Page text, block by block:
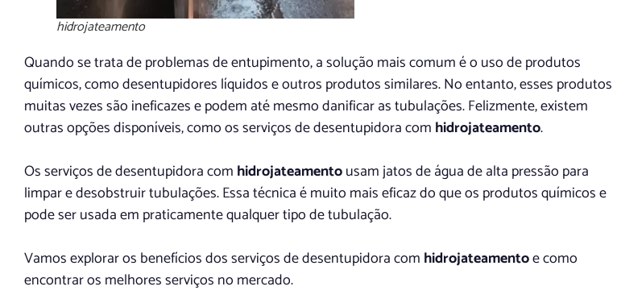
hidrojateamento
Quando se trata de problemas de entupimento, a solução mais comum é o uso de produtos
químicos, como desentupidores líquidos e outros produtos similares. No entanto, esses produtos
muitas vezes são ineficazes e podem até mesmo danificar as tubulações. Felizmente, existem
outras opções disponíveis, como os serviços de desentupidora com hidrojateamento.
Os serviços de desentupidora com hidrojateamentousam jatos de água de alta pressão para
limpar e desobstruir tubulações. Essa técnica é muito mais eficaz do que os produtos químicos e
pode ser usada em praticamente qualquer tipo de tubulação.
Vamos explorar os benefícios dos serviços de desentupidora com hidrojateamentoe como
encontrar os melhores serviços no mercado.